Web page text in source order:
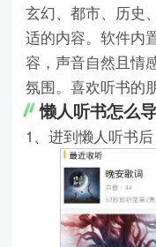
玄幻、都市、历史
适的内容。软件内
容，声音自然且情
氛围。喜欢听书的
懒人听书怎么
1、进到懒人听书后